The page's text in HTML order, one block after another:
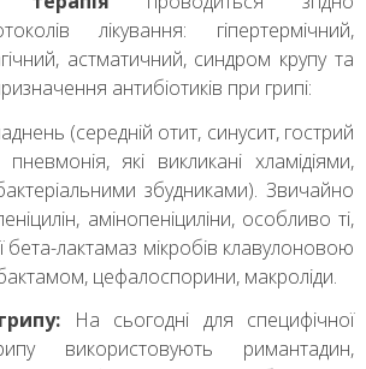
лікування: гіпертермічний,
астматичний, синдром крупу та
антибіотиків при грипі:
(середній отит, синусит, гострий
пневмонія, які викликані хламідіями,
збудниками). Звичайно
амінопеніциліни, особливо ті,
бета-лактамаз мікробів клавулоновою
цефалоспорини, макроліди.
На сьогодні для специфічної
використовують римантадин,